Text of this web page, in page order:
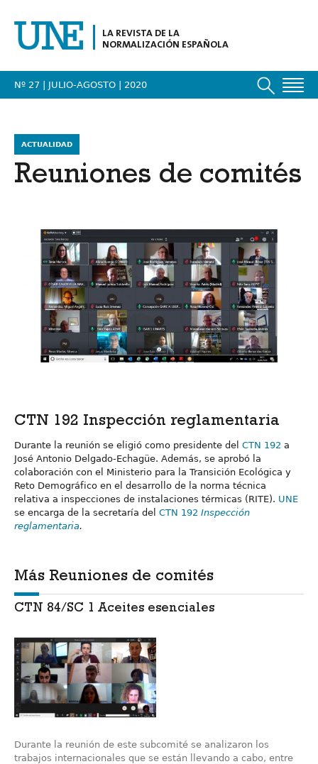
LA REVISTA DE LA
NORMALIZACIÓN ESPAÑOLA
Nº 27 | JULIO-AGOSTO | 2020
ACTUALIDAD
Reuniones de comités
CTN 192 Inspección reglamentaria
Durante la reunión se eligió como presidente del CTN 192 a
José Antonio Delgado-Echagüe. Además, se aprobó la
colaboración con el Ministerio para la Transición Ecológica y
Reto Demográfico en el desarrollo de la norma técnica
relativa a inspecciones de instalaciones térmicas (RITE). UNE
se encarga de la secretaría del CTN 192 Inspección
reglamentaria.
Más Reuniones de comités
CTN 84/SC 1 Aceites esenciales
Durante la reunión de este subcomité se analizaron los
trabajos internacionales que se están llevando a cabo, entre